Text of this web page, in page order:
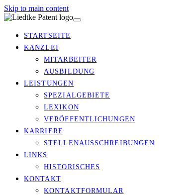
Skip to main content
STARTSEITE
KANZLEI
MITARBEITER
AUSBILDUNG
LEISTUNGEN
SPEZIALGEBIETE
LEXIKON
VERÖFFENTLICHUNGEN
KARRIERE
STELLENAUSSCHREIBUNGEN
LINKS
HISTORISCHES
KONTAKT
KONTAKTFORMULAR